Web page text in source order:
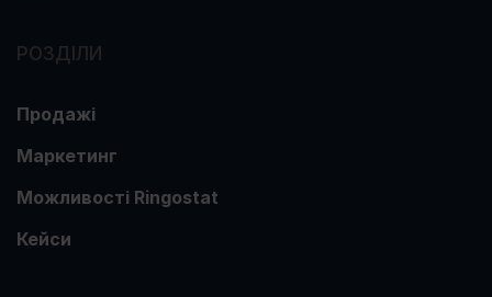
РОЗДІЛИ
Продажі
Маркетинг
Можливості Ringostat
Кейси